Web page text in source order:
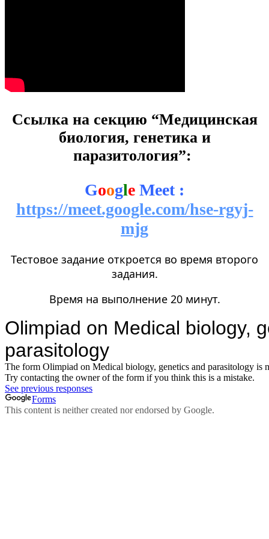
Ссылка на секцию “Медицинская
биология, генетика и
паразитология”:
Google Meet :
https://meet.google.com/hse-rgyj-
mjg
Тестовое задание откроется во время второго
задания.
Время на выполнение 20 минут.